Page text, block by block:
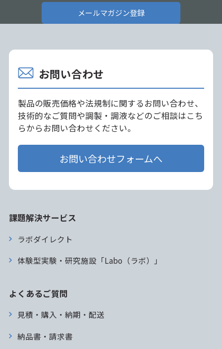
メールマガジン登録
お問い合わせ
製品の販売価格や法規制に関するお問い合わせ、
技術的なご質問や調製・調液などのご相談はこち
らからお問い合わせください。
お問い合わせフォームへ
課題解決サービス
ラボダイレクト
体験型実験・研究施設「Labo（ラボ）」
よくあるご質問
見積・購入・納期・配送
納品書・請求書